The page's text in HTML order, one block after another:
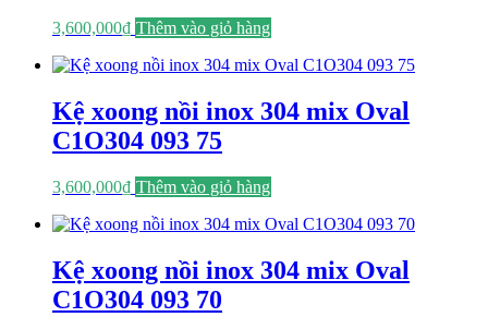
3,600,000₫ Thêm vào giỏ hàng
Kệ xoong nồi inox 304 mix Oval
C1O304 093 75
3,600,000₫ Thêm vào giỏ hàng
Kệ xoong nồi inox 304 mix Oval
C1O304 093 70